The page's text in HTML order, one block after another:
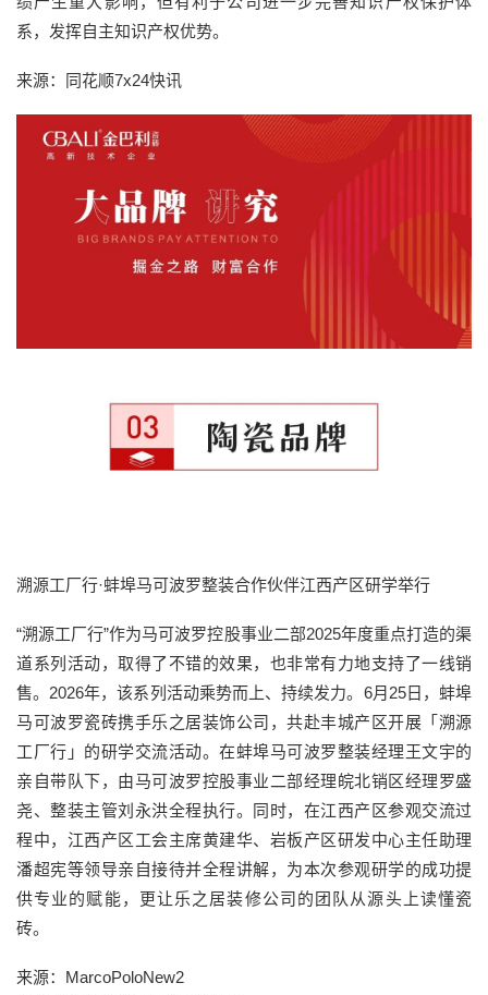
系，发挥自主知识产权优势。
来源：同花顺7x24快讯
溯源工厂行·蚌埠马可波罗整装合作伙伴江西产区研学举行
“溯源工厂行”作为马可波罗控股事业二部2025年度重点打造的渠
道系列活动，取得了不错的效果，也非常有力地支持了一线销
售。2026年，该系列活动乘势而上、持续发力。6月25日，蚌埠
马可波罗瓷砖携手乐之居装饰公司，共赴丰城产区开展「溯源
工厂行」的研学交流活动。在蚌埠马可波罗整装经理王文宇的
亲自带队下，由马可波罗控股事业二部经理皖北销区经理罗盛
尧、整装主管刘永洪全程执行。同时，在江西产区参观交流过
程中，江西产区工会主席黄建华、岩板产区研发中心主任助理
潘超宪等领导亲自接待并全程讲解，为本次参观研学的成功提
供专业的赋能，更让乐之居装修公司的团队从源头上读懂瓷
砖。
来源：MarcoPoloNew2